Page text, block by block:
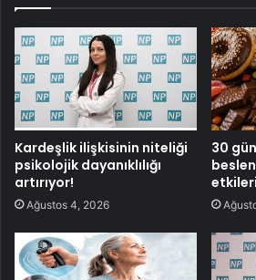
Kardeşlik ilişkisinin niteliği
psikolojik dayanıklılığı
artırıyor!
Ağustos 4, 2026
30